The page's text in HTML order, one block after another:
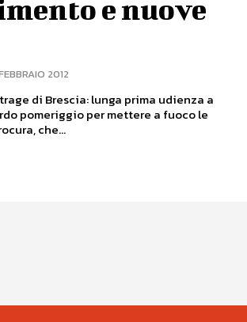
e nuove
2012
di Brescia: lunga prima udienza a
pomeriggio per mettere a fuoco le
che...